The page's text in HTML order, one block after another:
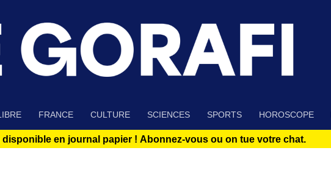
FRANCE CULTURE SCIENCES SPORTS HOROSCOPE
disponible en journal papier ! Abonnez-vous ou on tue votre chat.